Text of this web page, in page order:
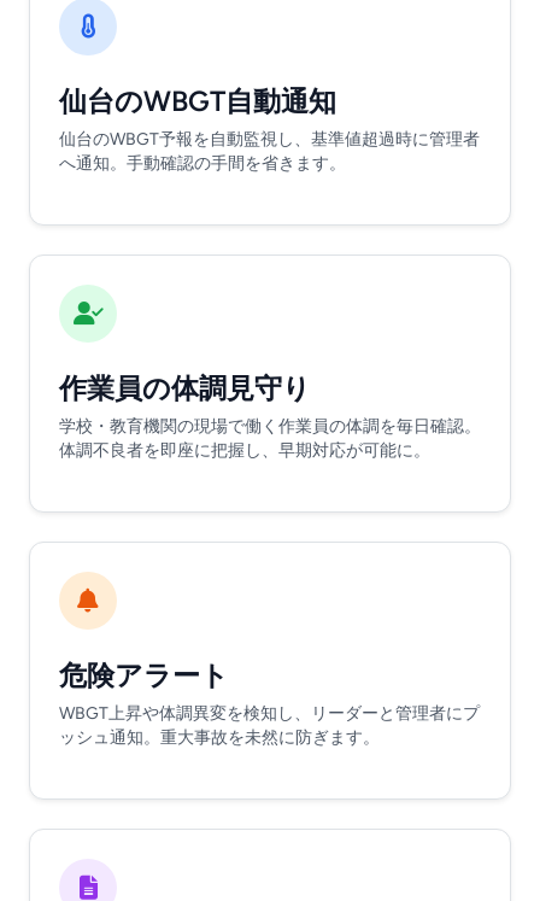
仙台のWBGT自動通知
仙台のWBGT予報を自動監視し、基準値超過時に管理者
へ通知。手動確認の手間を省きます。
作業員の体調見守り
学校・教育機関の現場で働く作業員の体調を毎日確認。
体調不良者を即座に把握し、早期対応が可能に。
危険アラート
WBGT上昇や体調異変を検知し、リーダーと管理者にプ
ッシュ通知。重大事故を未然に防ぎます。